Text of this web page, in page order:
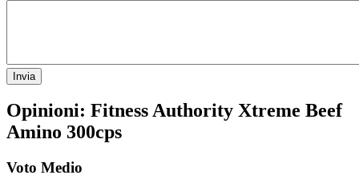
Invia
Opinioni: Fitness Authority Xtreme Beef
Amino 300cps
Voto Medio